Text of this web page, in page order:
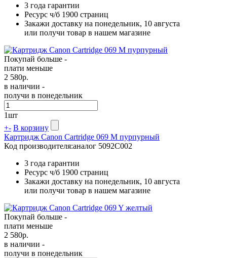
3 года гарантии
Ресурс ч/б 1900 страниц
Закажи доставку на понедельник, 10 августа
или получи товар в нашем магазине
Покупай больше -
плати меньше
2 580р.
в наличии -
получи в понедельник
1шт
+- В корзину
Картридж Canon Cartridge 069 M пурпурный
Код производителя:аналог 5092C002
3 года гарантии
Ресурс ч/б 1900 страниц
Закажи доставку на понедельник, 10 августа
или получи товар в нашем магазине
Покупай больше -
плати меньше
2 580р.
в наличии -
получи в понедельник